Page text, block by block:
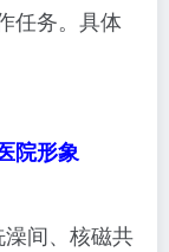
任务。具体
院形象
间、核磁共